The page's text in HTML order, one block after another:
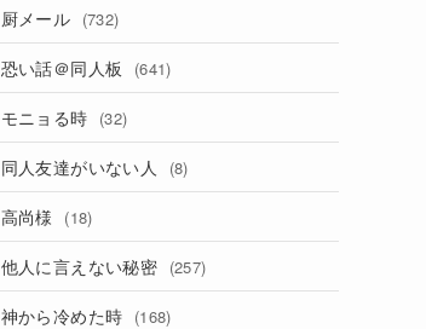
厨メール (732)
恐い話＠同人板 (641)
モニョる時 (32)
同人友達がいない人 (8)
高尚様 (18)
他人に言えない秘密 (257)
神から冷めた時 (168)